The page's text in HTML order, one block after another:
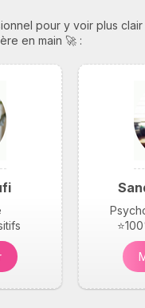
pour y voir plus
en main 🚀 :